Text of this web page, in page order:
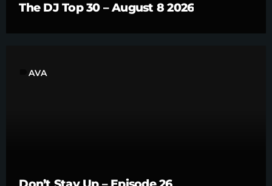
The DJ Top 30 – August 8 2026
AVA